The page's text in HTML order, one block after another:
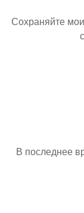
Сохраняйте
В последнее